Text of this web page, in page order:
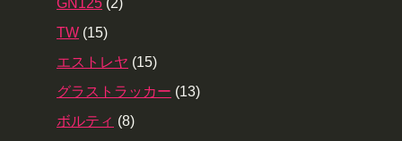
TW (15)
エストレヤ (15)
グラストラッカー (13)
ボルティ (8)